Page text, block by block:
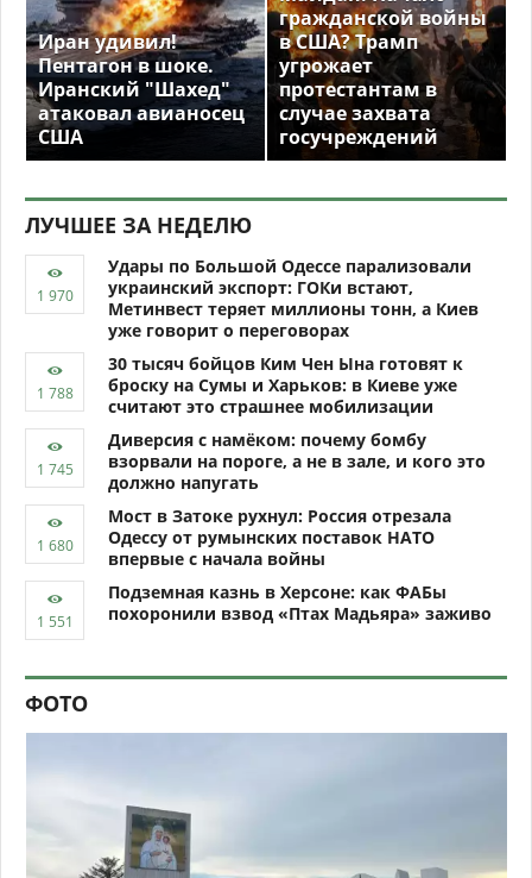
Иран удивил!
Пентагон в шоке.
Иранский "Шахед"
атаковал авианосец
США
гражданской войны
в США? Трамп
угрожает
протестантам в
случае захвата
госучреждений
ЛУЧШЕЕ ЗА НЕДЕЛЮ
Удары по Большой Одессе парализовали
украинский экспорт: ГОКи встают,
Метинвест теряет миллионы тонн, а Киев
уже говорит о переговорах
30 тысяч бойцов Ким Чен Ына готовят к
броску на Сумы и Харьков: в Киеве уже
считают это страшнее мобилизации
Диверсия с намёком: почему бомбу
взорвали на пороге, а не в зале, и кого это
должно напугать
Мост в Затоке рухнул: Россия отрезала
Одессу от румынских поставок НАТО
впервые с начала войны
Подземная казнь в Херсоне: как ФАБы
похоронили взвод «Птах Мадьяра» заживо
ФОТО